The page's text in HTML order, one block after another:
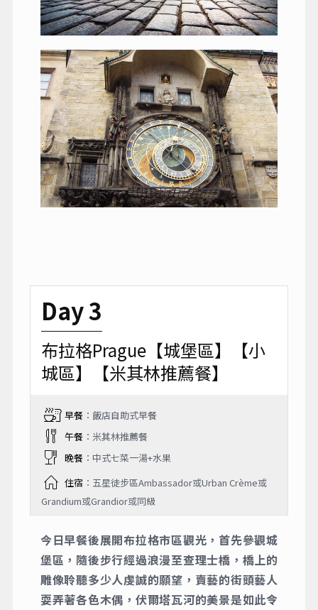
Day 3
布拉格Prague【城堡區】【小
城區】【米其林推薦餐】
早餐：飯店自助式早餐
午餐：米其林推薦餐
晚餐：中式七菜一湯+水果
住宿 ：五星徒步區Ambassador或Urban Crème或
Grandium或Grandior或同級
今日早餐後展開布拉格市區觀光，首先參觀城
堡區，隨後步行經過浪漫至查理士橋，橋上的
雕像聆聽多少人虔誠的願望，賣藝的街頭藝人
耍弄著各色木偶，伏爾塔瓦河的美景是如此令